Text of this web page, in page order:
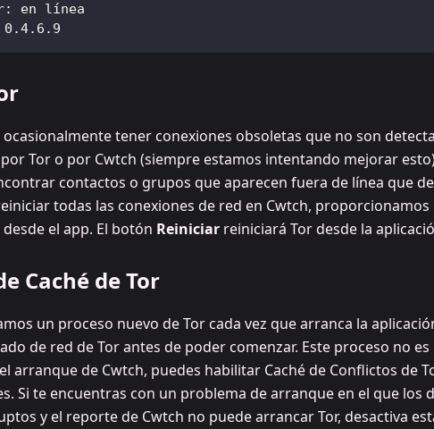
en línea
0.4.6.9
ocasionalmente tener conexiones obsoletas que no son
Tor o por Cwtch (siempre estamos intentando mejorar
contactos o grupos que aparecen fuera de línea que
todas las conexiones de red en Cwtch,
el app. El botón Reiniciar reiniciará Tor desde la
Caché de Tor
un proceso nuevo de Tor cada vez que arranca la
de red de Tor antes de poder comenzar. Este proceso no
arranque de Cwtch, puedes habilitar Caché de Conflictos de
Si te encuentras con un problema de arranque en el que los
y el reporte de Cwtch no puede arrancar Tor, desactiva